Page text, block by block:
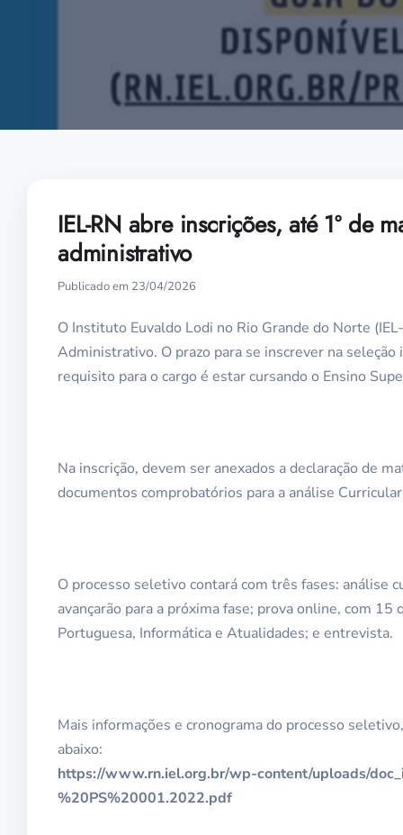
IEL-RN abre inscrições, até 1º de
administrativo
Publicado em 23/04/2026
O Instituto Euvaldo Lodi no Rio Grande do Norte
Administrativo. O prazo para se inscrever na
requisito para o cargo é estar cursando o Ensino
Na inscrição, devem ser anexados a declaração de
documentos comprobatórios para a análise
O processo seletivo contará com três fases: análise
avançarão para a próxima fase; prova online, com
Portuguesa, Informática e Atualidades; e entrevista.
Mais informações e cronograma do processo
abaixo:
https://www.rn.iel.org.br/wp-content/uploads/
%20PS%20001.2022.pdf